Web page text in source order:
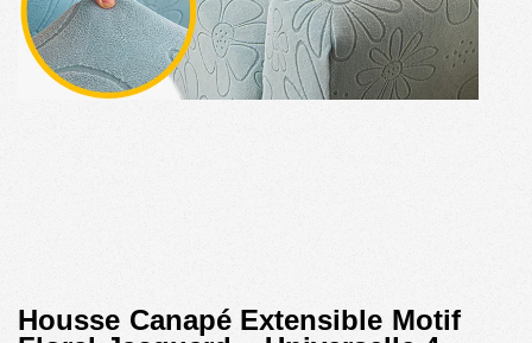
Housse Canapé Extensible Motif